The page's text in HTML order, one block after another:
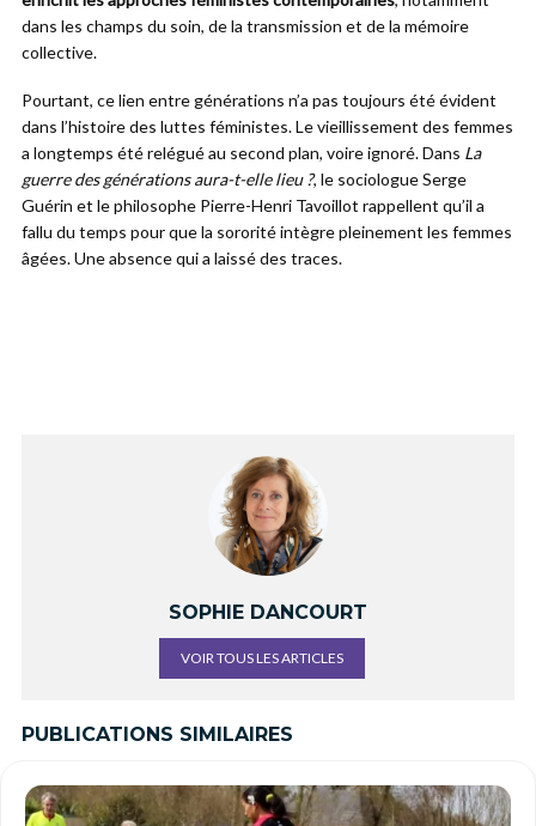
dans les champs du soin, de la transmission et de la mémoire
collective.
Pourtant, ce lien entre générations n’a pas toujours été évident
dans l’histoire des luttes féministes. Le vieillissement des femmes
a longtemps été relégué au second plan, voire ignoré. Dans La
guerre des générations aura-t-elle lieu ?, le sociologue Serge
Guérin et le philosophe Pierre-Henri Tavoillot rappellent qu’il a
fallu du temps pour que la sororité intègre pleinement les femmes
âgées. Une absence qui a laissé des traces.
SOPHIE DANCOURT
VOIR TOUS LES ARTICLES
PUBLICATIONS SIMILAIRES